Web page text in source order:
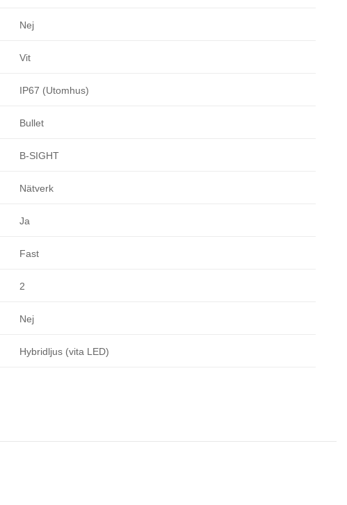
Nej
Vit
IP67 (Utomhus)
Bullet
B-SIGHT
Nätverk
Ja
Fast
2
Nej
Hybridljus (vita LED)